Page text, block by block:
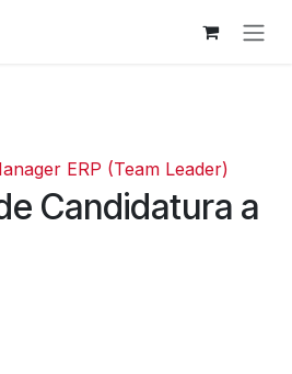
ERP (Team Leader)
Candidatura a